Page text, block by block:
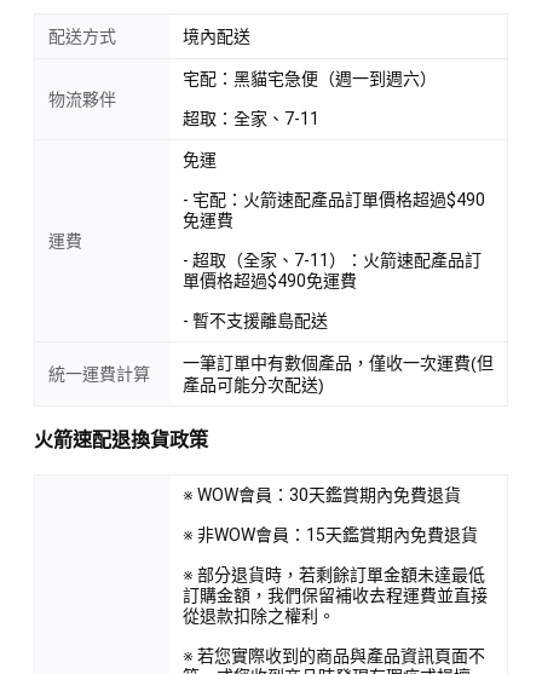
配送方式 境內配送
物流夥伴
宅配：黑貓宅急便（週一到週六）
超取：全家、7-11
運費
免運
- 宅配：火箭速配產品訂單價格超過$490
免運費
- 超取（全家、7-11）：火箭速配產品訂
單價格超過$490免運費
- 暫不支援離島配送
統一運費計算
一筆訂單中有數個產品，僅收一次運費(但
產品可能分次配送)
火箭速配退換貨政策
※ WOW會員：30天鑑賞期內免費退貨
※ 非WOW會員：15天鑑賞期內免費退貨
※ 部分退貨時，若剩餘訂單金額未達最低
訂購金額，我們保留補收去程運費並直接
從退款扣除之權利。
※ 若您實際收到的商品與產品資訊頁面不